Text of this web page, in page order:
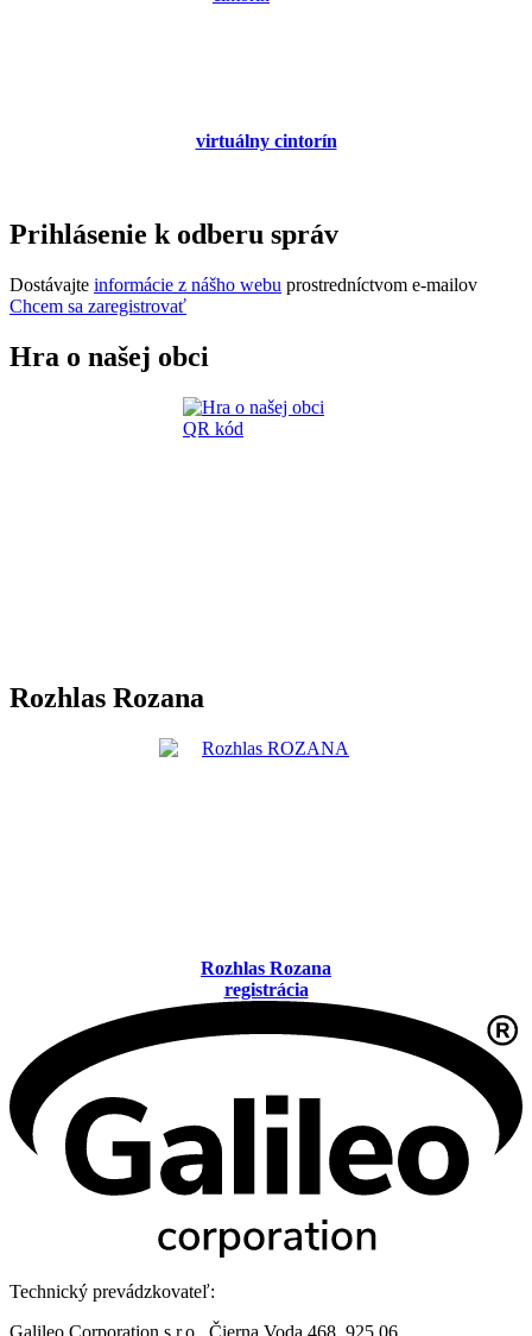
virtuálny cintorín
Prihlásenie k odberu správ
Dostávajte informácie z nášho webu prostredníctvom e-mailov
Chcem sa zaregistrovať
Hra o našej obci
Rozhlas Rozana
Rozhlas Rozana
registrácia
Technický prevádzkovateľ:
Galileo Corporation s.r.o., Čierna Voda 468, 925 06